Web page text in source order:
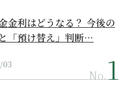
金利はどうなる？ 今後の
「預け替え」判断…
03
No.